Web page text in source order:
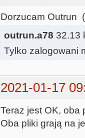
Dorzucam Outrun
outrun.a78 32.13
Tylko zalogowani
2021-01-17
Teraz jest OK, oba
Oba pliki grają na